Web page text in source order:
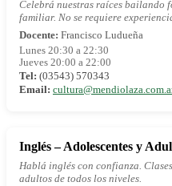
Celebrá nuestras raíces bailando
familiar. No se requiere
Docente: Francisco Ludueña
Lunes 20:30 a 22:30
Jueves 20:00 a 22:00
Tel: (03543) 570343
Email:
Inglés – Adolescentes y
Hablá inglés con confianza.
adultos de todos los niveles.